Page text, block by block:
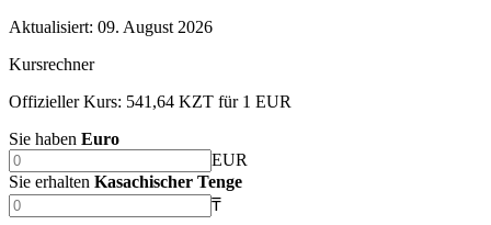
Aktualisiert: 09. August 2026
Kursrechner
Offizieller Kurs: 541,64 KZT für 1 EUR
Sie haben Euro
EUR
Sie erhalten Kasachischer Tenge
₸